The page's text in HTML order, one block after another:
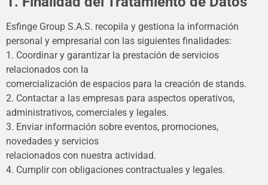
Esfinge Group S.A.S. recopila y gestiona la información
personal y empresarial con las siguientes finalidades:
1. Coordinar y garantizar la prestación de servicios
relacionados con la
comercialización de espacios para la creación de stands.
2. Contactar a las empresas para aspectos operativos,
administrativos, comerciales y legales.
3. Enviar información sobre eventos, promociones,
novedades y servicios
relacionados con nuestra actividad.
4. Cumplir con obligaciones contractuales y legales.